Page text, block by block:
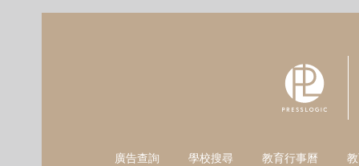
廣告查詢 學校搜尋 教育行事曆